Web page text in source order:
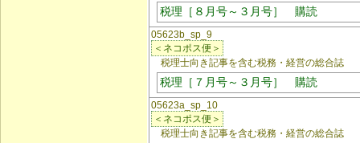
税理［８月号～３月号］ 購読
05623b_sp_9
＜ネコポス便＞
税理士向き記事を含む税務・経営の総合誌
税理［７月号～３月号］ 購読
05623a_sp_10
＜ネコポス便＞
税理士向き記事を含む税務・経営の総合誌